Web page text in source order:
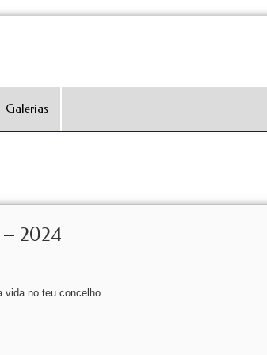
Galerias
2024
vida no teu concelho.